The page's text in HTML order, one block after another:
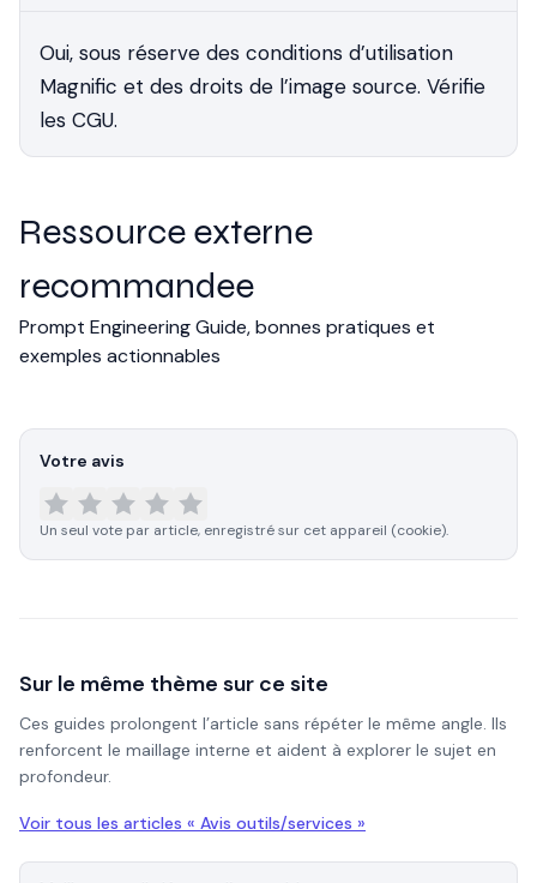
Oui, sous réserve des conditions d’utilisation
Magnific et des droits de l’image source. Vérifie
les CGU.
Ressource externe
recommandee
Prompt Engineering Guide, bonnes pratiques et
exemples actionnables
Votre avis
Un seul vote par article, enregistré sur cet appareil (cookie).
Sur le même thème sur ce site
Ces guides prolongent l’article sans répéter le même angle. Ils
renforcent le maillage interne et aident à explorer le sujet en
profondeur.
Voir tous les articles « Avis outils/services »